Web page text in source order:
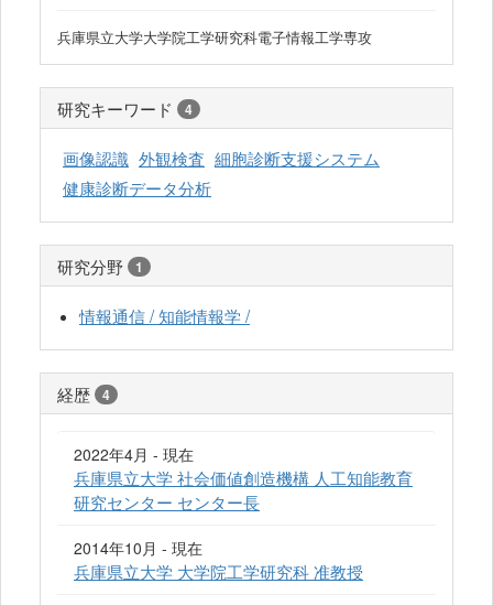
兵庫県立大学大学院工学研究科電子情報工学専攻
研究キーワード 4
画像認識 外観検査 細胞診断支援システム
健康診断データ分析
研究分野 1
情報通信 / 知能情報学 /
経歴 4
2022年4月 - 現在
兵庫県立大学 社会価値創造機構 人工知能教育
研究センター センター長
2014年10月 - 現在
兵庫県立大学 大学院工学研究科 准教授